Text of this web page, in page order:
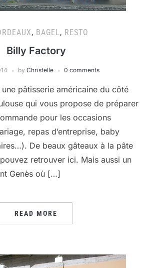
, BAGEL, RESTO
Billy Factory
by Christelle 0 comments
une pâtisserie américaine du côté
qui vous propose de préparer
pour les occasions
repas d’entreprise, baby
De beaux gâteaux à la pâte
retrouver ici. Mais aussi un
Genès où […]
READ MORE